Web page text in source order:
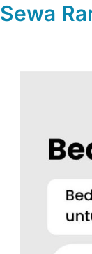
Sewa